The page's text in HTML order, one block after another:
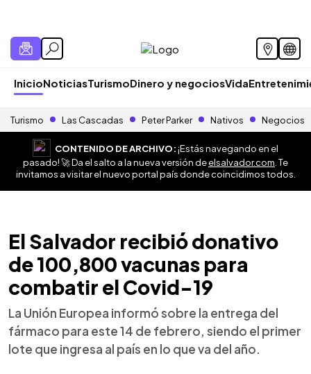
InicioNoticiasTurismoDinero y negociosVida
Turismo Las Cascadas Peter Parker Nativos Negocios
CONTENIDO DE ARCHIVO:¡Estás navegando en el
pasado! 🚀 Da el salto a la nueva versión deelsalvador.com . Te
invitamos a visitar el nuevo portal país donde coincidimos todos.
El Salvador recibió donativo
de 100,800 vacunas para
combatir el Covid-19
La Unión Europea informó sobre la entrega del
fármaco para este 14 de febrero, siendo el primer
lote que ingresa al país en lo que va del año.